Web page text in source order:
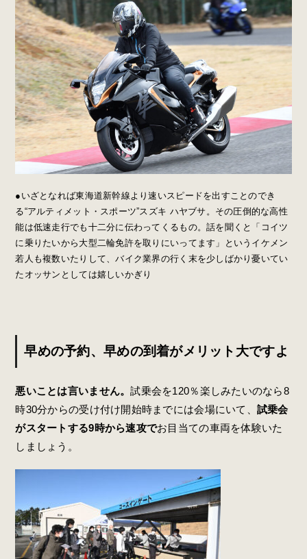
●いざとなれば東海道新幹線より速いスピードを出すことのでき
る“アルティメット・スポーツ”スズキ ハヤブサ。その圧倒的な高性
能は低速走行でも十二分に伝わってくるもの。話を聞くと「コイツ
に乗りたいから大型二輪免許を取りにいってます」というイケメン
若人も複数いたりして、バイク業界の行く末を少しばかり憂いてい
たオッサンとしては嬉しいかぎり
早めの予約、早めの到着がメリット大ですよ
悪いことは言いません。試乗会を120％楽しみたいのなら8
時30分からの受け付け開始時までには会場にいて、 試乗会
がスタートする9時から速攻でお目当ての車両を体験いた
しましょう。